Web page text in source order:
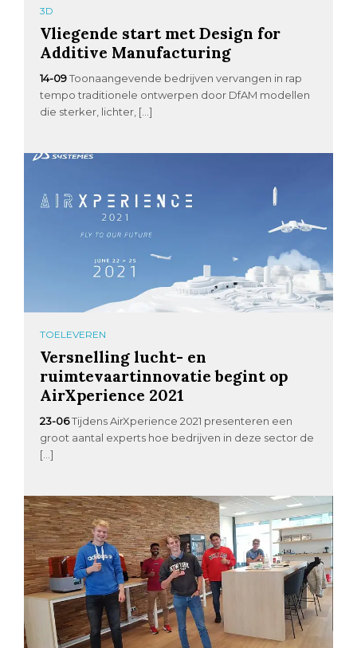
3D
Vliegende start met Design for
Additive Manufacturing
14-09 Toonaangevende bedrijven vervangen in rap
tempo traditionele ontwerpen door DfAM modellen
die sterker, lichter, […]
TOELEVEREN
Versnelling lucht- en
ruimtevaartinnovatie begint op
AirXperience 2021
23-06Tijdens AirXperience 2021 presenteren een
groot aantal experts hoe bedrijven in deze sector de
[…]